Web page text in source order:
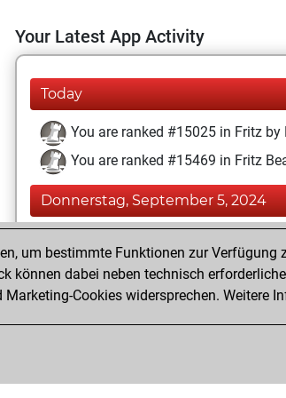
Your Latest App Activity
Today
You are ranked #15025 in Fritz by
You are ranked #15469 in Fritz
Donnerstag, September 5, 2024
You achieved a new Elo of 1588
You created your Fritz account
um bestimmte Funktionen zur
können dabei neben technisch
Cookies widersprechen. Weitere